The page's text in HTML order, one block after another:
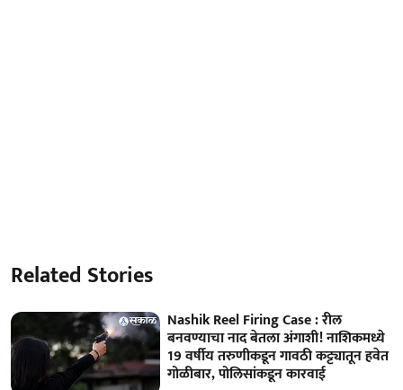
Related Stories
Nashik Reel Firing Case : रील
बनवण्याचा नाद बेतला अंगाशी! नाशिकमध्ये
19 वर्षीय तरुणीकडून गावठी कट्ट्यातून हवेत
गोळीबार, पोलिसांकडून कारवाई